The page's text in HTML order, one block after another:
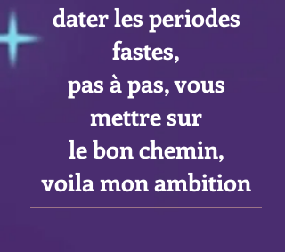
​​dater les periodes
fastes,
pas à pas, vous
mettre sur
le bon chemin,
voila mon ambition